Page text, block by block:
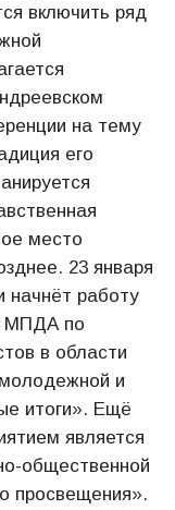
включить ряд
на тему
его
место
23 января
начнёт работу
МПДА по
в области
молодежной и
итоги». Ещё
является
общественной
просвещения».